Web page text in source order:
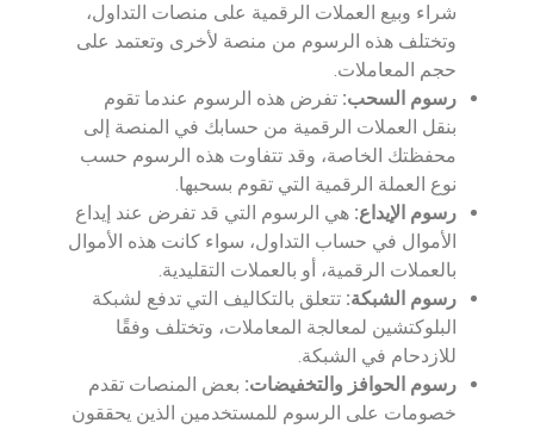
شراء وبيع العملات الرقمية على منصات التداول،
وتختلف هذه الرسوم من منصة لأخرى وتعتمد على
حجم المعاملات.
رسوم السحب: تفرض هذه الرسوم عندما تقوم
بنقل العملات الرقمية من حسابك في المنصة إلى
محفظتك الخاصة، وقد تتفاوت هذه الرسوم حسب
نوع العملة الرقمية التي تقوم بسحبها.
رسوم الإيداع: هي الرسوم التي قد تفرض عند إيداع
الأموال في حساب التداول، سواء كانت هذه الأموال
بالعملات الرقمية، أو بالعملات التقليدية.
رسوم الشبكة: تتعلق بالتكاليف التي تدفع لشبكة
البلوكتشين لمعالجة المعاملات، وتختلف وفقًا
للازدحام في الشبكة.
رسوم الحوافز والتخفيضات: بعض المنصات تقدم
خصومات على الرسوم للمستخدمين الذين يحققون